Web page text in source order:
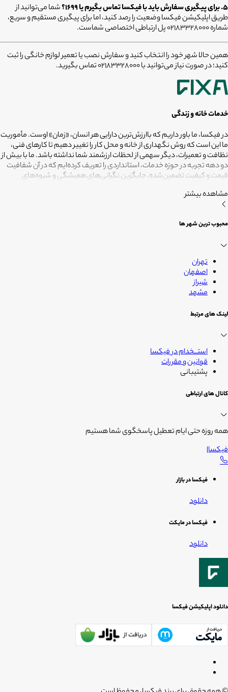
۵. برای پیگیری سفارش باید با فیکسا تماس بگیرم یا ۱۶۹۹؟
شما می‌توانید از
طریق اپلیکیشن فیکسا وضعیت را رصد کنید، اما برای پیگیری مستقیم و سریع،
شماره ۰۲۱۸۳۳۲۸۰۰۰ پل ارتباطی اختصاصی شماست.
همین حالا شهر خود را انتخاب کنید و سفارش نصب یا تعمیر لوازم خانگی را ثبت
کنید؛ در صورت نیاز می‌توانید با 02183328000 تماس بگیرید.
خدمات خانه و زندگی
در فیکسا، ما باور داریم که باارزش‌ترین دارایی هر انسان، «زمان» اوست. مأموریت
ما این است که روش نگهداری از خانه و محل کار را تغییر دهیم تا کارهای فنی،
نظافت و تعمیرات، دیگر سهمی از لحظات ارزشمند شما نداشته باشد. ما با بیش از
دو دهه تجربه در حوزه خدمات، استانداردی را تعریف کرده‌ایم که در آن شفافیت
قیمت و کیفیت تضمین‌شده، جایگزین نگرانی‌های همیشگی و شیوه‌های
متخصصانی بسپاریم که از فیلترهای سخت‌گیرانه رد شده‌اند تا نتیجه نهایی،
دقیقاً همان فضای امن و بی‌دغدغه‌ای باشد که همیشه برای آرامش خود
آنکه شما فرصت بیشتری برای زندگی کردن داشته باشید؛ فیکسا، زمانی برای
مشاهده بیشتر
محبوب ترین شهر ها
تهران
اصفهان
شیراز
مشهد
لینک های مرتبط
استــخدام در فیکسا
قوانین و مقررات
پشتیبانی
کانال های ارتباطی
همه روزه حتی ایام تعطیل پاسخگوی شما هستیم
فیکسا|
فیکسا در بازار
دانلود
فیکسا در مایکت
دانلود
دانلود اپلیکیشن فیکسا